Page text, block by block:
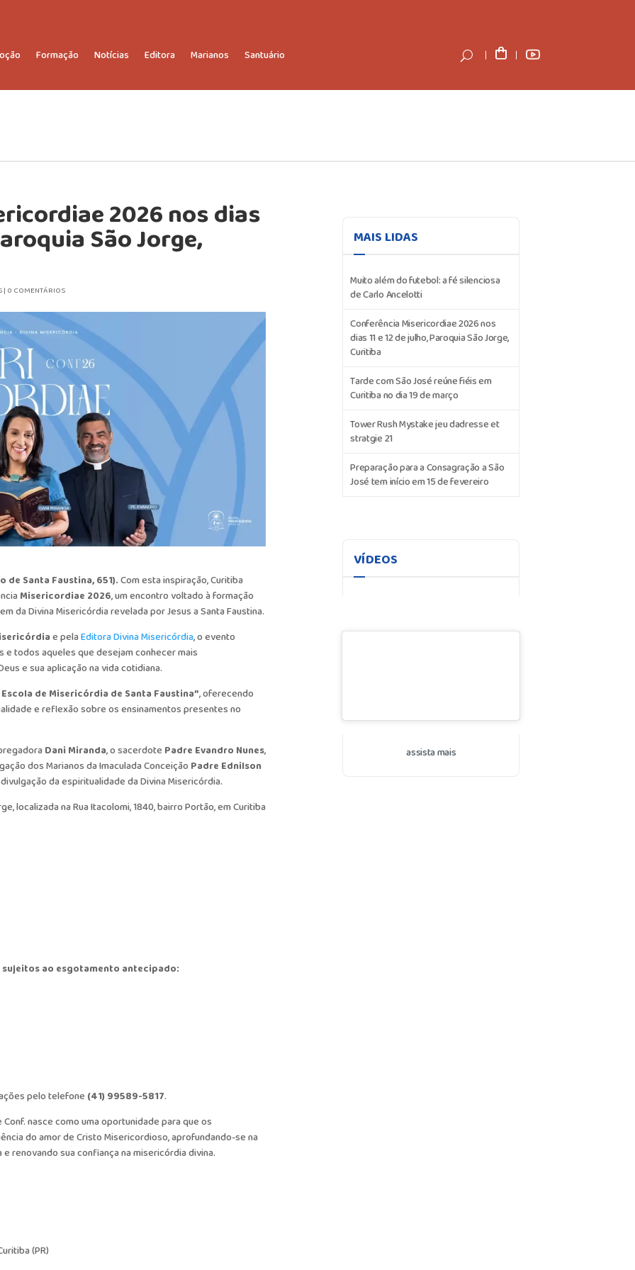
Formação Notícias Editora Marianos Santuário
2026 nos dias
São Jorge,
| 0 COMENTÁRIOS
Santa Faustina, 651).Com esta inspiração, Curitiba
Misericordiae 2026, um encontro voltado à formação
da Divina Misericórdia revelada por Jesus a Santa Faustina.
e pelaEditora Divina Misericórdia, o evento
todos aqueles que desejam conhecer mais
e sua aplicação na vida cotidiana.
Escola de Misericórdia de Santa Faustina”, oferecendo
e reflexão sobre os ensinamentos presentes no
Dani Miranda, o sacerdote Padre Evandro Nunes,
dos Marianos da Imaculada Conceição Padre Ednilson
da espiritualidade da Divina Misericórdia.
, localizada na Rua Itacolomi, 1840, bairro Portão, em Curitiba
ao esgotamento antecipado:
pelo telefone (41) 99589-5817.
nasce como uma oportunidade para que os
do amor de Cristo Misericordioso, aprofundando-se na
renovando sua confiança na misericórdia divina.
(PR)
MAIS LIDAS
Muito além do futebol: a fé silenciosa
de Carlo Ancelotti
Conferência Misericordiae 2026 nos
dias 11 e 12 de julho, Paroquia São Jorge,
Curitiba
Tarde com São José reúne fiéis em
Curitiba no dia 19 de março
Tower Rush Mystake jeu dadresse et
stratgie 21
Preparação para a Consagração a São
José tem início em 15 de fevereiro
VÍDEOS
assista mais